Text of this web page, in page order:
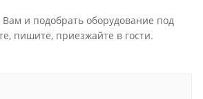
и подобрать оборудование под
пишите, приезжайте в гости.